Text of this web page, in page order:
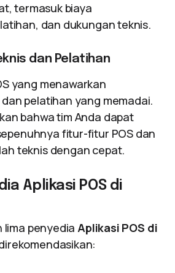
termasuk biaya
dan dukungan teknis.
dan Pelatihan
yang menawarkan
pelatihan yang memadai.
bahwa tim Anda dapat
fitur-fitur POS dan
teknis dengan cepat.
Aplikasi POS di
lima penyediaAplikasi POS di